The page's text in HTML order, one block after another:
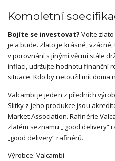
Kompletní
Bojíte se investovat? Volte
je a bude. Zlato je krásné,
v porovnání s jinými věcmi stále
inflaci, udržujte hodnotu finanční
situace. Kdo by netoužil mít doma
Valcambi je jeden z předních
Slitky z jeho produkce jsou
Market Association. Rafinérie
zlatém seznamu „ good
„good delivery“ rafinérů.
Výrobce: Valcambi